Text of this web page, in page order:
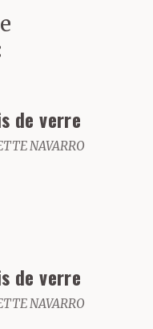
de verre
NAVARRO
de verre
NAVARRO